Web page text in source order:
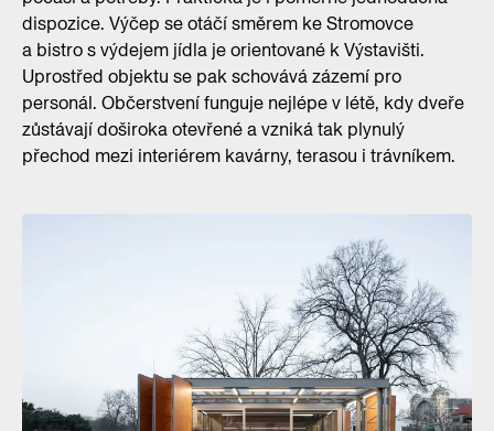
dispozice. Výčep se otáčí směrem ke Stromovce
a bistro s výdejem jídla je orientované k Výstavišti.
Uprostřed objektu se pak schovává zázemí pro
personál. Občerstvení funguje nejlépe v létě, kdy dveře
zůstávají doširoka otevřené a vzniká tak plynulý
přechod mezi interiérem kavárny, terasou i trávníkem.